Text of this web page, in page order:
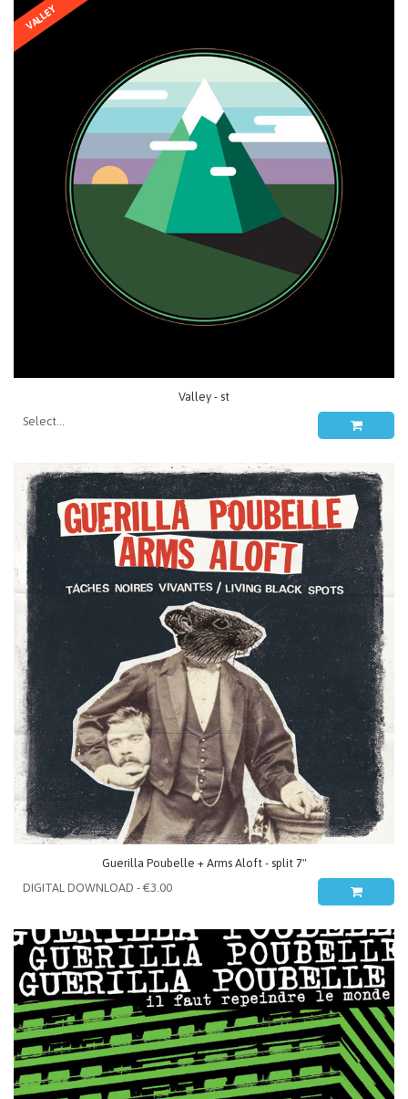
VALLEY
Valley - st
Guerilla Poubelle + Arms Aloft - split 7"